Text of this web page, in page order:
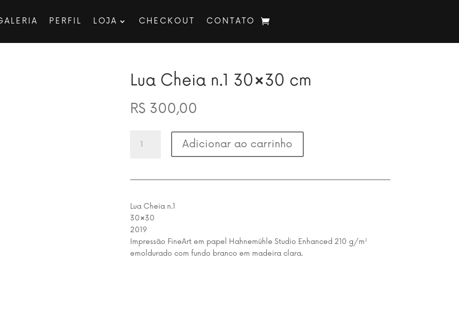
PERFIL LOJA CHECKOUT CONTATO
Lua Cheia n.1 30×30 cm
R$300,00
Cheia
cm
Adicionar ao carrinho
Lua Cheia n.1
30×30
2019
Impressão FineArt em papel Hahnemühle Studio Enhanced 210 g/m²
emoldurado com fundo branco em madeira clara.